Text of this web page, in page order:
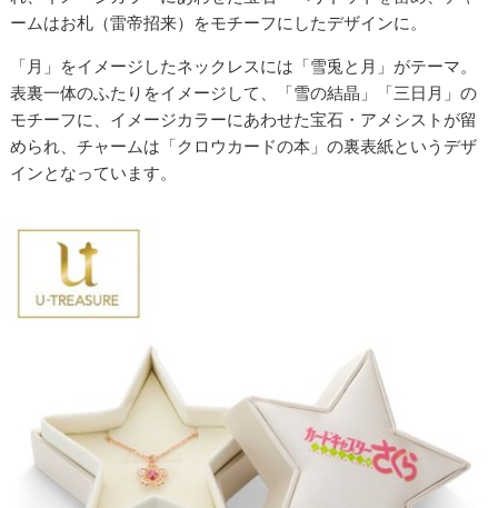
ームはお札（雷帝招来）をモチーフにしたデザインに。
「月」をイメージしたネックレスには「雪兎と月」がテーマ。
表裏一体のふたりをイメージして、「雪の結晶」「三日月」の
モチーフに、イメージカラーにあわせた宝石・アメシストが留
められ、チャームは「クロウカードの本」の裏表紙というデザ
インとなっています。